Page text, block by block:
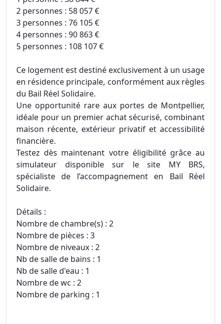
2 personnes : 58 057 €
3 personnes : 76 105 €
4 personnes : 90 863 €
5 personnes : 108 107 €
Ce logement est destiné exclusivement à un usage
en résidence principale, conformément aux règles
du Bail Réel Solidaire.
Une opportunité rare aux portes de Montpellier,
idéale pour un premier achat sécurisé, combinant
maison récente, extérieur privatif et accessibilité
financière.
Testez dès maintenant votre éligibilité grâce au
simulateur disponible sur le site MY BRS,
spécialiste de l’accompagnement en Bail Réel
Solidaire.
Détails :
Nombre de chambre(s) : 2
Nombre de pièces : 3
Nombre de niveaux : 2
Nb de salle de bains : 1
Nb de salle d'eau : 1
Nombre de wc : 2
Nombre de parking : 1